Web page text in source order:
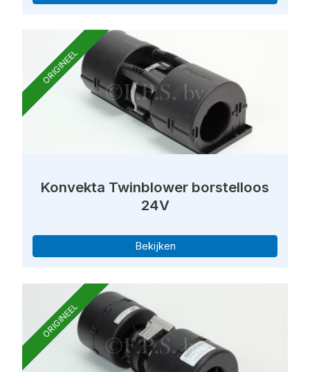
ORIGINEEL
Konvekta Twinblower borstelloos
24V
Bekijken
ORIGINEEL